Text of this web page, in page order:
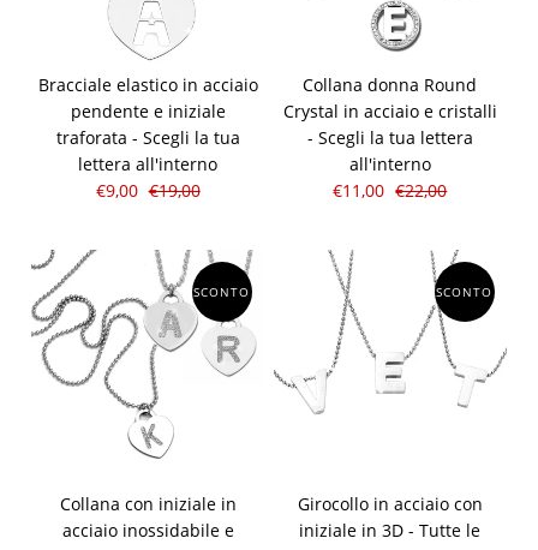
Bracciale elastico in acciaio
pendente e iniziale
traforata - Scegli la tua
lettera all'interno
€9,00 €19,00
Collana donna Round
Crystal in acciaio e cristalli
- Scegli la tua lettera
all'interno
€11,00 €22,00
SCONTO
Collana con iniziale in
acciaio inossidabile e
SCONTO
Girocollo in acciaio con
iniziale in 3D - Tutte le